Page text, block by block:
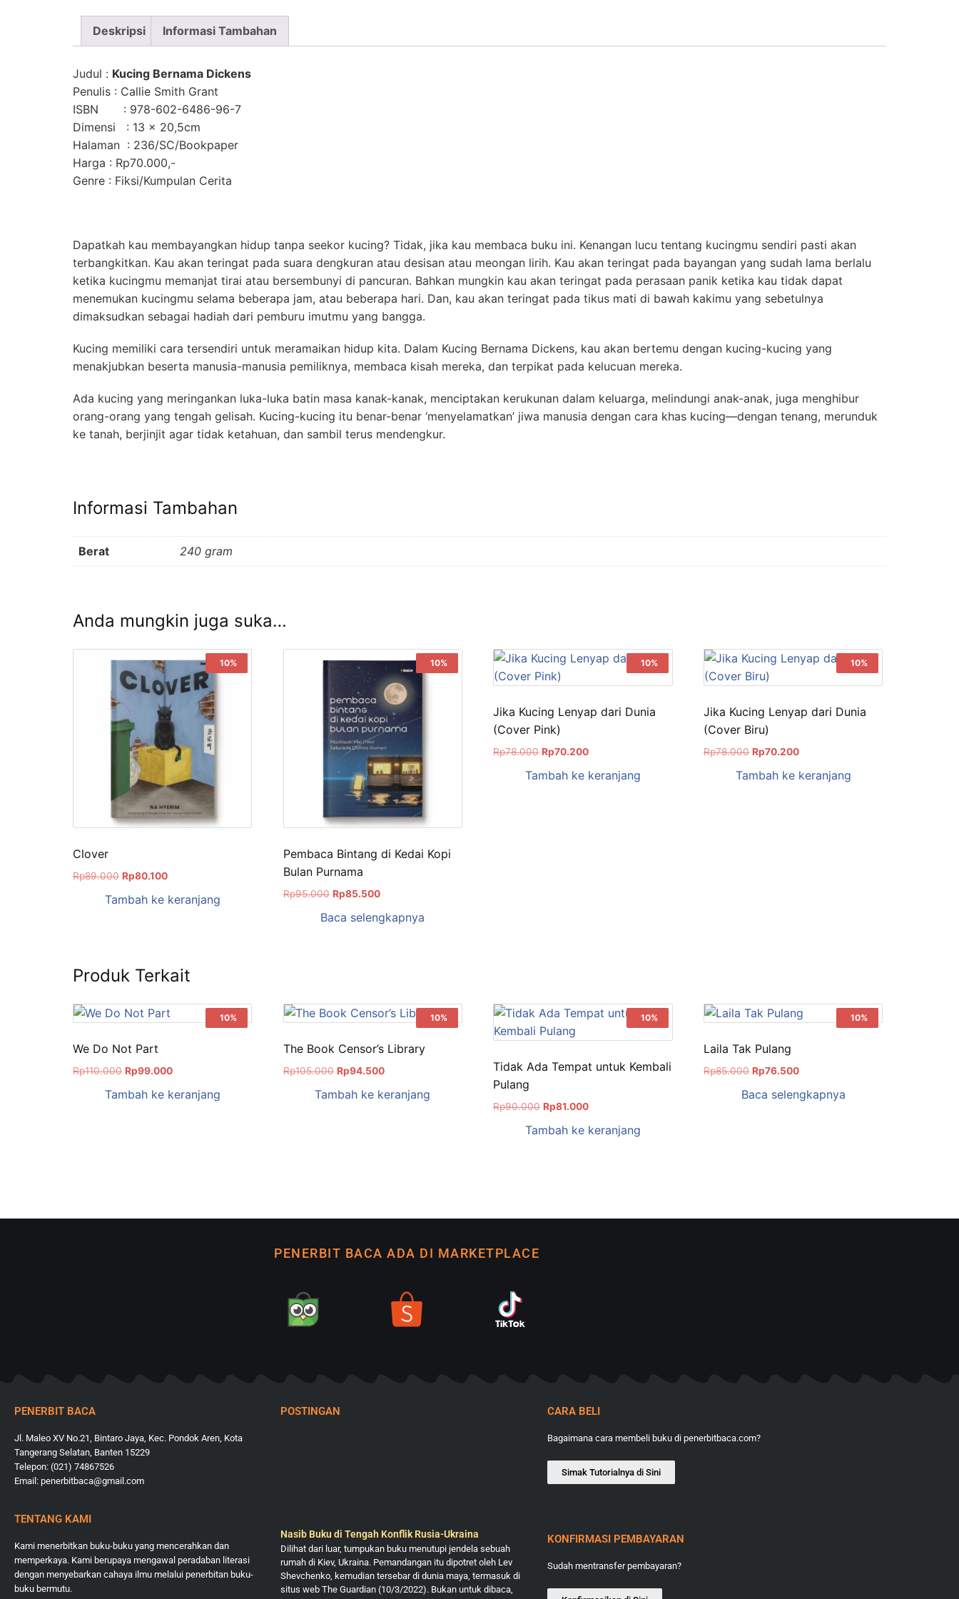
Deskripsi Informasi Tambahan
Judul : Kucing Bernama Dickens
Penulis : Callie Smith Grant
ISBN : 978-602-6486-96-7
Dimensi : 13 × 20,5cm
Halaman : 236/SC/Bookpaper
Harga : Rp70.000,-
Genre : Fiksi/Kumpulan Cerita
Dapatkah kau membayangkan hidup tanpa seekor kucing? Tidak, jika kau membaca buku ini. Kenangan lucu tentang kucingmu sendiri pasti akan
terbangkitkan. Kau akan teringat pada suara dengkuran atau desisan atau meongan lirih. Kau akan teringat pada bayangan yang sudah lama berlalu
ketika kucingmu memanjat tirai atau bersembunyi di pancuran. Bahkan mungkin kau akan teringat pada perasaan panik ketika kau tidak dapat
menemukan kucingmu selama beberapa jam, atau beberapa hari. Dan, kau akan teringat pada tikus mati di bawah kakimu yang sebetulnya
dimaksudkan sebagai hadiah dari pemburu imutmu yang bangga.
Kucing memiliki cara tersendiri untuk meramaikan hidup kita. Dalam Kucing Bernama Dickens, kau akan bertemu dengan kucing-kucing yang
menakjubkan beserta manusia-manusia pemiliknya, membaca kisah mereka, dan terpikat pada kelucuan mereka.
Ada kucing yang meringankan luka-luka batin masa kanak-kanak, menciptakan kerukunan dalam keluarga, melindungi anak-anak, juga menghibur
orang-orang yang tengah gelisah. Kucing-kucing itu benar-benar ‘menyelamatkan’ jiwa manusia dengan cara khas kucing—dengan tenang, merunduk
ke tanah, berjinjit agar tidak ketahuan, dan sambil terus mendengkur.
Informasi Tambahan
Berat 240 gram
Anda mungkin juga suka…
Sale!
10%
Clover
Rp89.000 Rp80.100
Tambah ke keranjang
Sale!
10%
Pembaca Bintang di Kedai Kopi
Bulan Purnama
Rp95.000 Rp85.500
Baca selengkapnya
Sale!
10%
Jika Kucing Lenyap dari Dunia
(Cover Pink)
Rp78.000 Rp70.200
Tambah ke keranjang
Sale!
10%
Jika Kucing Lenyap dari Dunia
(Cover Biru)
Rp78.000 Rp70.200
Tambah ke keranjang
Produk Terkait
Sale!
10%
We Do Not Part
Rp110.000 Rp99.000
Tambah ke keranjang
Sale!
10%
The Book Censor’s Library
Rp105.000 Rp94.500
Tambah ke keranjang
Sale!
10%
Tidak Ada Tempat untuk Kembali
Pulang
Rp90.000 Rp81.000
Tambah ke keranjang
Sale!
10%
Laila Tak Pulang
Rp85.000 Rp76.500
Baca selengkapnya
PENERBIT BACA ADA DI MARKETPLACE
PENERBIT BACA
Jl. Maleo XV No.21, Bintaro Jaya, Kec. Pondok Aren, Kota
Tangerang Selatan, Banten 15229
Telepon: (021) 74867526
Email: penerbitbaca@gmail.com
TENTANG KAMI
Kami menerbitkan buku-buku yang mencerahkan dan
memperkaya. Kami berupaya mengawal peradaban literasi
dengan menyebarkan cahaya ilmu melalui penerbitan buku-
buku bermutu.
POSTINGAN
Nasib Buku di Tengah Konflik Rusia-Ukraina
Dilihat dari luar, tumpukan buku menutupi jendela sebuah
rumah di Kiev, Ukraina. Pemandangan itu dipotret oleh Lev
Shevchenko, kemudian tersebar di dunia maya, termasuk di
situs web The Guardian (10/3/2022). Bukan untuk dibaca,
CARA BELI
Bagaimana cara membeli buku di penerbitbaca.com?
Simak Tutorialnya di Sini
KONFIRMASI PEMBAYARAN
Sudah mentransfer pembayaran?